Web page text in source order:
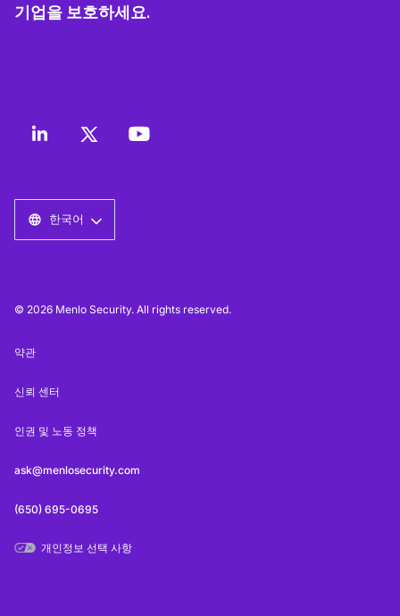
기업을 보호하세요.
한국어
© 2026 Menlo Security. All rights reserved.
약관
신뢰 센터
인권 및 노동 정책
ask@menlosecurity.com
(650) 695-0695
개인정보 선택 사항